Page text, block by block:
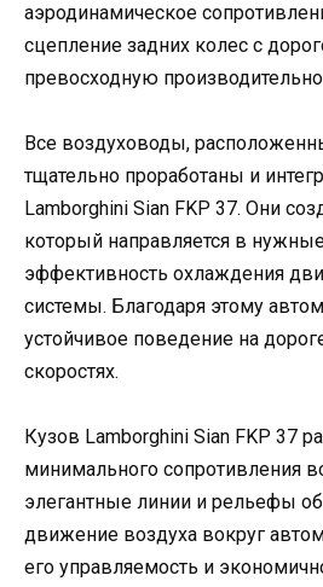
аэродинамическое
сцепление задних колес с
превосходную
Все воздуховоды,
тщательно проработаны и
Lamborghini Sian FKP 37. Они
который направляется в
эффективность охлаждения
системы. Благодаря этому
устойчивое поведение на
скоростях.
Кузов Lamborghini Sian FKP 37
минимального сопротивления
элегантные линии и рельефы
движение воздуха вокруг
его управляемость и